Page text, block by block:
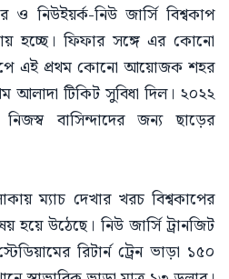
নিউইয়র্ক-নিউ জার্সি বিশ্বকাপ
হচ্ছে। ফিফার সঙ্গে এর কোনো
এই প্রথম কোনো আয়োজক শহর
আলাদা টিকিট সুবিধা দিল। ২০২২
বাসিন্দাদের জন্য ছাড়ের
ম্যাচ দেখার খরচ বিশ্বকাপের
উঠেছে। নিউ জার্সি ট্রানজিট
রিটার্ন ট্রেন ভাড়া ১৫০